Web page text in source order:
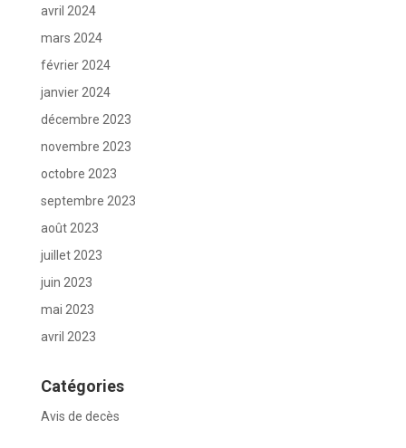
avril 2024
mars 2024
février 2024
janvier 2024
décembre 2023
novembre 2023
octobre 2023
septembre 2023
août 2023
juillet 2023
juin 2023
mai 2023
avril 2023
Catégories
Avis de decès